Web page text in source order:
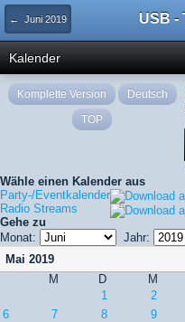
← Juni 2019
Kalender
Wähle einen Kalender aus
Party-/Eventkalender
Radio Streams
Gehe zu
Monat:
Jahr:
Mai 2019
M
D M
1
2
6
7 8 9
Komplette Version
Deutsch
TOP